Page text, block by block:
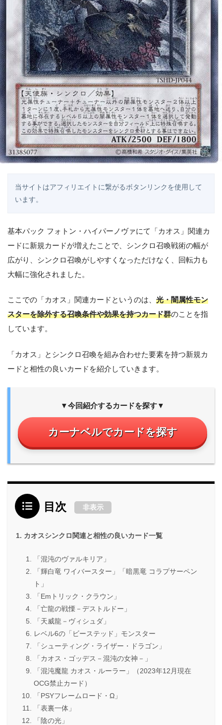
当サイトはアフィリエイトに繋がるボタンリンクを使用して
います。
基本パック フォトン・ハイパーノヴァにて「カオス」関連カ
ードに新規カードが増えたことで、シンクロ召喚戦術の幅が
広がり、シンクロ召喚がしやすくなっただけなく、回転力も
大幅に強化されました。
ここでの「カオス」関連カードというのは、 光・闇属性モン
スターを除外する召喚条件や効果を持つカード群のことを指
しています。
「カオス」とシンクロ召喚を組み合わせた要素を持つ新規カ
ードと相性の良いカードを紹介していきます。
▼今回紹介するカードを探す▼
カーナベルでカードを探す
目次 非表示
カオスシンクロ関連と相性の良いカード一覧
「混沌のヴァルキリア」
「輝白竜 ワイバースター」「暗黒竜 コラプサーペン
ト」
「Emトリック・クラウン」
「亡龍の戦慄－デストルドー」
「天威龍－ヴィシュダ」
レベル6の「ビーステッド」モンスター
「シューティング・ライザー・ドラゴン」
「カオス・ゴッデス－混沌の女神－」
「混沌魔龍 カオス・ルーラー」（2023年12月現在
OCG禁止カード）
「PSYフレームロード・Ω」
「表裏一体」
「陰の光」